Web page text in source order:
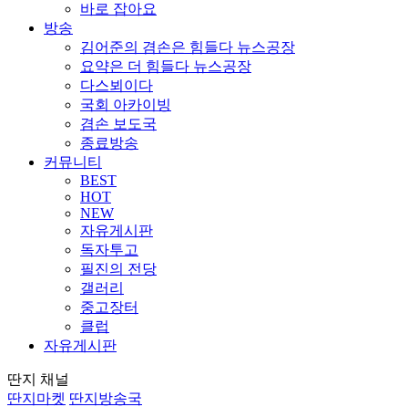
바로 잡아요
방송
김어준의 겸손은 힘들다 뉴스공장
요약은 더 힘들다 뉴스공장
다스뵈이다
국회 아카이빙
겸손 보도국
종료방송
커뮤니티
BEST
HOT
NEW
자유게시판
독자투고
필진의 전당
갤러리
중고장터
클럽
자유게시판
딴지 채널
딴지마켓 딴지방송국